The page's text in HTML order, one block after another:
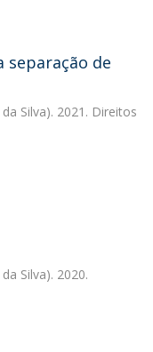
separação de
Silva). 2021. Direitos
Silva). 2020.